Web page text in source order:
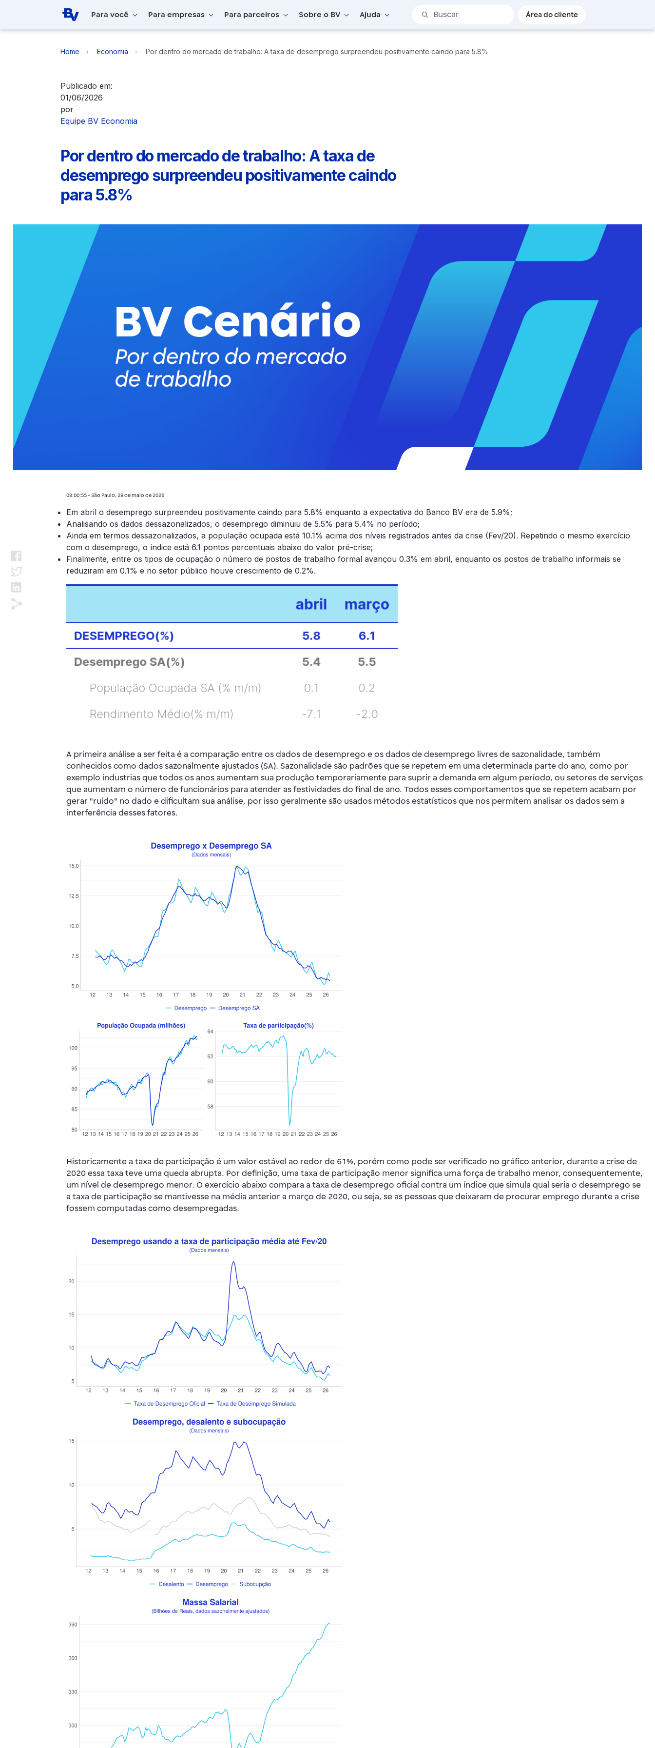
Pular para o Conteúdo principal
Para você Para empresas Para parceiros Sobre o BV Ajuda
Barra de busca
Área do cliente
Home Economia Por dentro do mercado de trabalho: A taxa de desemprego surpreendeu positivamente caindo para 5.8%
Publicado em:
01/06/2026
por
Equipe BV Economia
Por dentro do mercado de trabalho: A taxa de
desemprego surpreendeu positivamente caindo
para 5.8%
09:00:55 - São Paulo, 28 de maio de 2026
Em abril o desemprego surpreendeu positivamente caindo para 5.8% enquanto a expectativa do Banco BV era de 5.9%;
Analisando os dados dessazonalizados, o desemprego diminuiu de 5.5% para 5.4% no período;
Ainda em termos dessazonalizados, a população ocupada está 10.1% acima dos níveis registrados antes da crise (Fev/20). Repetindo o mesmo exercício
com o desemprego, o índice está 6.1 pontos percentuais abaixo do valor pré-crise;
Finalmente, entre os tipos de ocupação o número de postos de trabalho formal avançou 0.3% em abril, enquanto os postos de trabalho informais se
reduziram em 0.1% e no setor público houve crescimento de 0.2%.
A primeira análise a ser feita é a comparação entre os dados de desemprego e os dados de desemprego livres de sazonalidade, também
conhecidos como dados sazonalmente ajustados (SA). Sazonalidade são padrões que se repetem em uma determinada parte do ano, como por
exemplo índustrias que todos os anos aumentam sua produção temporariamente para suprir a demanda em algum período, ou setores de serviços
que aumentam o número de funcionários para atender as festividades do final de ano. Todos esses comportamentos que se repetem acabam por
gerar "ruído" no dado e dificultam sua análise, por isso geralmente são usados métodos estatísticos que nos permitem analisar os dados sem a
interferência desses fatores.
Historicamente a taxa de participação é um valor estável ao redor de 61%, porém como pode ser verificado no gráfico anterior, durante a crise de
2020 essa taxa teve uma queda abrupta. Por definição, uma taxa de participação menor significa uma força de trabalho menor, consequentemente,
um nível de desemprego menor. O exercício abaixo compara a taxa de desemprego oficial contra um índice que simula qual seria o desemprego se
a taxa de participação se mantivesse na média anterior a março de 2020, ou seja, se as pessoas que deixaram de procurar emprego durante a crise
fossem computadas como desempregadas.